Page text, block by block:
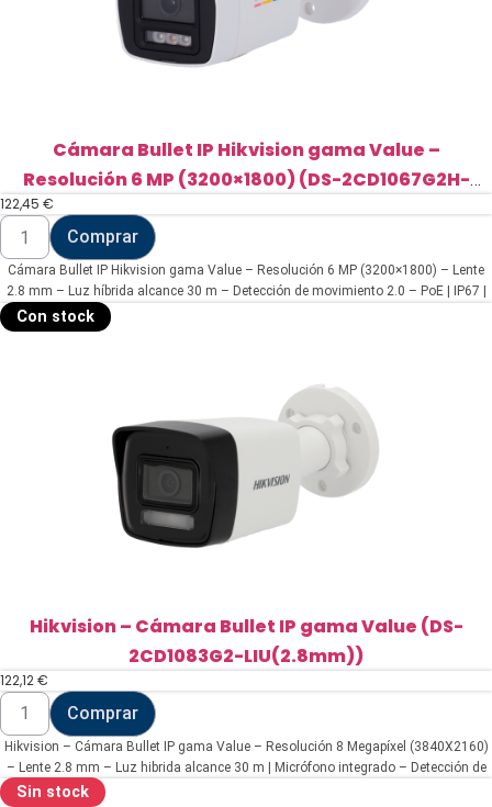
Cámara Bullet IP Hikvision gama Value –
Resolución 6 MP (3200×1800) (DS-2CD1067G2H-
LIU(2.8mm))
122,45 €
Cámara
Bullet
IP
Hikvision
gama
Value
-
Comprar
Cámara Bullet IP Hikvision gama Value – Resolución 6 MP (3200×1800) – Lente
2.8 mm – Luz híbrida alcance 30 m – Detección de movimiento 2.0 – PoE | IP67 |
Con stock
Hikvision – Cámara Bullet IP gama Value (DS-
2CD1083G2-LIU(2.8mm))
122,12€
Hikvision
Cámara
Bullet
IP
gama
Comprar
Hikvision – Cámara Bullet IP gama Value – Resolución 8 Megapíxel (3840X2160)
– Lente 2.8 mm – Luz hibrida alcance 30 m | Micrófono integrado – Detección de
Sin stock